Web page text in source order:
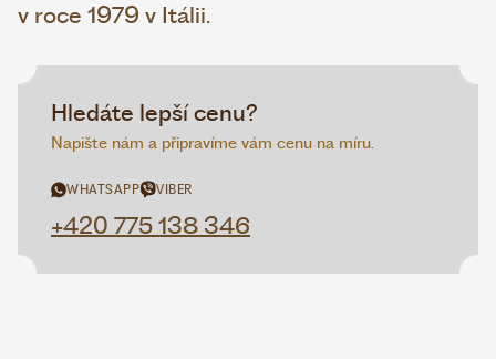
v roce 1979 v Itálii.
Hledáte lepší cenu?
Napište nám a připravíme vám cenu na míru.
WHATSAPP VIBER
+420 775 138 346